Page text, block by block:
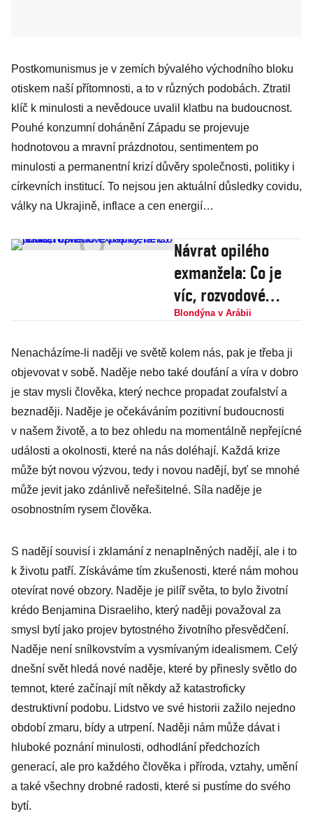
Postkomunismus je v zemích bývalého východního bloku
otiskem naší přítomnosti, a to v různých podobách. Ztratil
klíč k minulosti a nevědouce uvalil klatbu na budoucnost.
Pouhé konzumní dohánění Západu se projevuje
hodnotovou a mravní prázdnotou, sentimentem po
minulosti a permanentní krizí důvěry společnosti, politiky i
církevních institucí. To nejsou jen aktuální důsledky covidu,
války na Ukrajině, inflace a cen energií…
Návrat opilého
exmanžela: Co je
víc, rozvodové
papíry, nebo
Blondýna v Arábii
Nenacházíme-li naději ve světě kolem nás, pak je třeba ji
objevovat v sobě. Naděje nebo také doufání a víra v dobro
je stav mysli člověka, který nechce propadat zoufalství a
beznaději. Naděje je očekáváním pozitivní budoucnosti
v našem životě, a to bez ohledu na momentálně nepřejícné
události a okolnosti, které na nás doléhají. Každá krize
může být novou výzvou, tedy i novou nadějí, byť se mnohé
může jevit jako zdánlivě neřešitelné. Síla naděje je
osobnostním rysem člověka.
S nadějí souvisí i zklamání z nenaplněných nadějí, ale i to
k životu patří. Získáváme tím zkušenosti, které nám mohou
otevírat nové obzory. Naděje je pilíř světa, to bylo životní
krédo Benjamina Disraeliho, který naději považoval za
smysl bytí jako projev bytostného životního přesvědčení.
Naděje není snílkovstvím a vysmívaným idealismem. Celý
dnešní svět hledá nové naděje, které by přinesly světlo do
temnot, které začínají mít někdy až katastroficky
destruktivní podobu. Lidstvo ve své historii zažilo nejedno
období zmaru, bídy a utrpení. Naději nám může dávat i
hluboké poznání minulosti, odhodlání předchozích
generací, ale pro každého člověka i příroda, vztahy, umění
a také všechny drobné radosti, které si pustíme do svého
bytí.